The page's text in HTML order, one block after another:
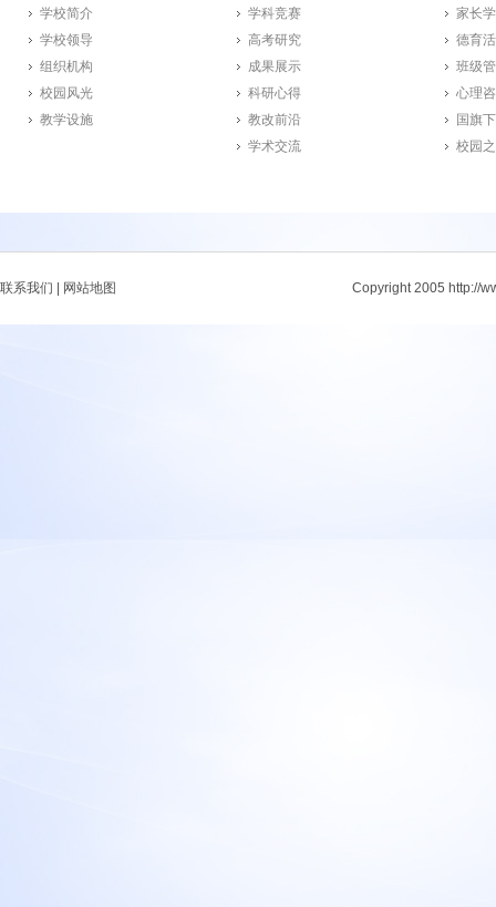
学校简介
学校领导
组织机构
校园风光
教学设施
学科竞赛
高考研究
成果展示
科研心得
教改前沿
学术交流
家长
德育
班级
心理
国旗
校园
联系我们 网站地图 Copyright 2005 http://